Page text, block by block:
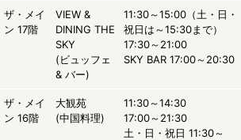
ザ・メイ
ン 17階
VIEW &
DINING THE
SKY
(ビュッフェ
& バー)
11:30～15:00（土・日・
祝日は～15:30まで）
17:30～21:00
SKY BAR 17:00～20:30
ザ・メイ
ン 16階
大観苑
(中国料理)
11:30～14:30
17:00～21:30
土・日・祝日 11:30～